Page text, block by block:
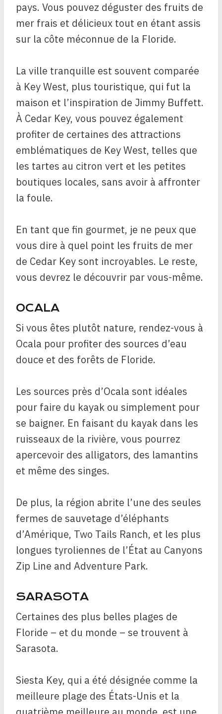
pays. Vous pouvez déguster des fruits de
mer frais et délicieux tout en étant assis
sur la côte méconnue de la Floride.
La ville tranquille est souvent comparée
à Key West, plus touristique, qui fut la
maison et l’inspiration de Jimmy Buffett.
À Cedar Key, vous pouvez également
profiter de certaines des attractions
emblématiques de Key West, telles que
les tartes au citron vert et les petites
boutiques locales, sans avoir à affronter
la foule.
En tant que fin gourmet, je ne peux que
vous dire à quel point les fruits de mer
de Cedar Key sont incroyables. Le reste,
vous devrez le découvrir par vous-même.
OCALA
Si vous êtes plutôt nature, rendez-vous à
Ocala pour profiter des sources d’eau
douce et des forêts de Floride.
Les sources près d’Ocala sont idéales
pour faire du kayak ou simplement pour
se baigner. En faisant du kayak dans les
ruisseaux de la rivière, vous pourrez
apercevoir des alligators, des lamantins
et même des singes.
De plus, la région abrite l’une des seules
fermes de sauvetage d’éléphants
d’Amérique, Two Tails Ranch, et les plus
longues tyroliennes de l’État au Canyons
Zip Line and Adventure Park.
SARASOTA
Certaines des plus belles plages de
Floride – et du monde – se trouvent à
Sarasota.
Siesta Key, qui a été désignée comme la
meilleure plage des États-Unis et la